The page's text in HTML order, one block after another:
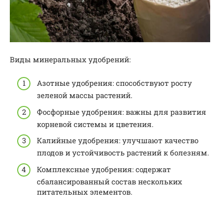
Виды минеральных удобрений:
Азотные удобрения: способствуют росту
зеленой массы растений.
Фосфорные удобрения: важны для развития
корневой системы и цветения.
Калийные удобрения: улучшают качество
плодов и устойчивость растений к болезням.
Комплексные удобрения: содержат
сбалансированный состав нескольких
питательных элементов.